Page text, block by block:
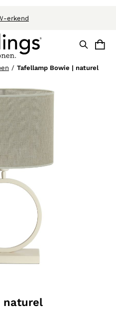
door klanten
/ Tafellamp Bowie | naturel
naturel